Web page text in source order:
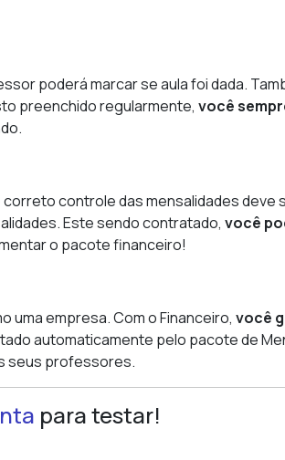
poderá marcar se aula foi dada.
preenchido regularmente, você
controle das mensalidades deve
Este sendo contratado, você
o pacote financeiro!
uma empresa. Com o Financeiro, você
automaticamente pelo pacote de
seus professores.
para testar!